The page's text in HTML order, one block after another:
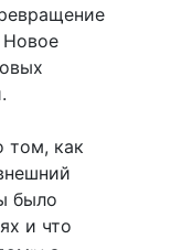
Новое
том, как
было
и что